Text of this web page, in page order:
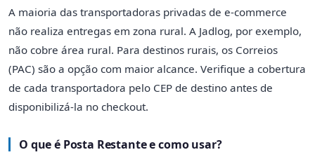
A maioria das transportadoras privadas de e-commerce
não realiza entregas em zona rural. A Jadlog, por exemplo,
não cobre área rural. Para destinos rurais, os Correios
(PAC) são a opção com maior alcance. Verifique a cobertura
de cada transportadora pelo CEP de destino antes de
disponibilizá-la no checkout.
O que é Posta Restante e como usar?